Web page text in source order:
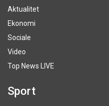
Aktualitet
Ekonomi
Sociale
Video
Top News LIVE
Sport